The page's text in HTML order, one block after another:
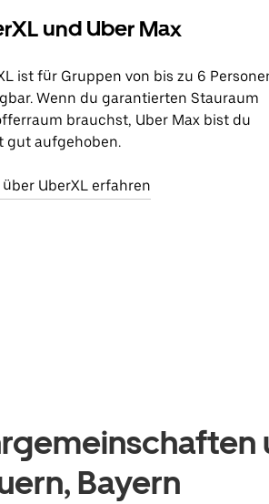
und Uber Max
ist für Gruppen von bis zu 6
Wenn du garantierten Stauraum
brauchst, Uber Max bist du
gut aufgehoben.
UberXL erfahren
Bayern